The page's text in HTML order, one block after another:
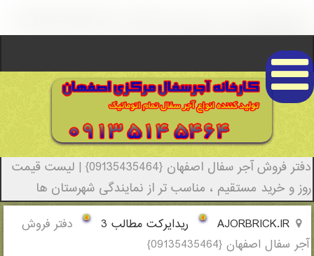
(0358)(New - 2022)
دفتر فروش آجر سفال اصفهان {09135435464} | لیست قیمت
روز و خرید مستقیم ، مناسب تر از نمایندگی شهرستان ها
AJORBRICK.IR ریدایرکت مطالب 3
دفتر فروش
آجر سفال اصفهان {09135435464}